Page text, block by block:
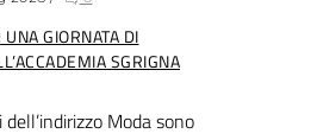
GIORNATA DI
SGRIGNA
Moda sono